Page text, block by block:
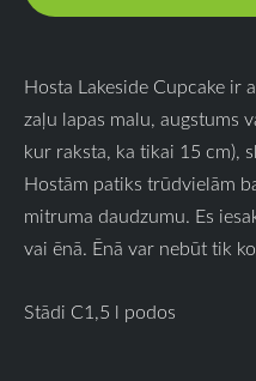
Hosta Lakeside Cupcake ir
zaļu lapas malu, augstums
kur raksta, ka tikai 15 cm),
Hostām patiks trūdvielām
mitruma daudzumu. Es
vai ēnā. Ēnā var nebūt tik
Stādi C1,5 l podos